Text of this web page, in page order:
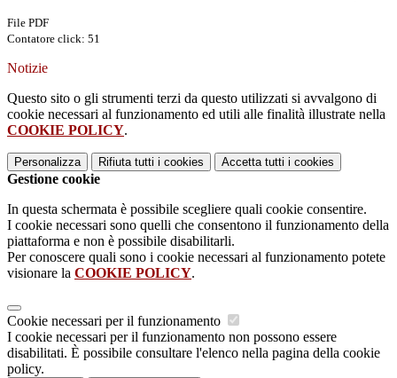
File PDF
Contatore click: 51
Notizie
Questo sito o gli strumenti terzi da questo utilizzati si avvalgono di
cookie necessari al funzionamento ed utili alle finalità illustrate nella
COOKIE POLICY.
Personalizza Rifiuta tutti i cookies Accetta tutti i cookies
Gestione cookie
In questa schermata è possibile scegliere quali cookie consentire.
I cookie necessari sono quelli che consentono il funzionamento della
piattaforma e non è possibile disabilitarli.
Per conoscere quali sono i cookie necessari al funzionamento potete
visionare la COOKIE POLICY.
Cookie necessari per il funzionamento
I cookie necessari per il funzionamento non possono essere
disabilitati. È possibile consultare l'elenco nella pagina della cookie
policy.